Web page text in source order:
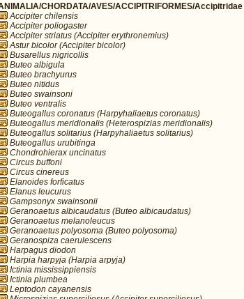
CHORDATA/AVES/ACCIPITRIFORMES/Accipitridae
Accipiter chilensis
Accipiter poliogaster
Accipiter striatus (Accipiter erythronemius)
Astur bicolor (Accipiter bicolor)
Busarellus nigricollis
Buteo albigula
Buteo brachyurus
Buteo nitidus
Buteo swainsoni
Buteo ventralis
Buteogallus coronatus (Harpyhaliaetus coronatus)
Buteogallus meridionalis (Heterospizias meridionalis)
Buteogallus solitarius (Harpyhaliaetus solitarius)
Buteogallus urubitinga
Chondrohierax uncinatus
Circus buffoni
Circus cinereus
Elanoides forficatus
Elanus leucurus
Gampsonyx swainsonii
Geranoaetus albicaudatus (Buteo albicaudatus)
Geranoaetus melanoleucus
Geranoaetus polyosoma (Buteo polyosoma)
Geranospiza caerulescens
Harpagus diodon
Harpia harpyja (Harpia arpyja)
Ictinia mississippiensis
Ictinia plumbea
Leptodon cayanensis